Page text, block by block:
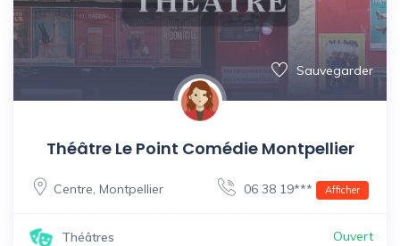
Sauvegarder
Théâtre Le Point Comédie Montpellier
Centre, Montpellier 06 38 19*** Afficher
Théâtres Ouvert